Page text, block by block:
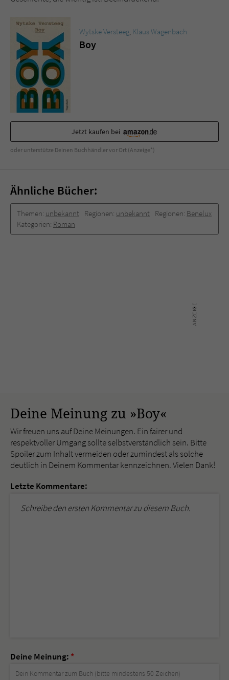
Wytske Versteeg, Klaus Wagenbach
Boy
Jetzt kaufen bei
oder unterstütze Deinen Buchhändler vor Ort (Anzeige*)
Ähnliche Bücher:
Themen: unbekannt Regionen: unbekannt Regionen: Benelux
Kategorien: Roman
Deine Meinung zu »Boy«
Wir freuen uns auf Deine Meinungen. Ein fairer und
respektvoller Umgang sollte selbstverständlich sein. Bitte
Spoiler zum Inhalt vermeiden oder zumindest als solche
deutlich in Deinem Kommentar kennzeichnen. Vielen Dank!
Letzte Kommentare:
Schreibe den ersten Kommentar zu diesem Buch.
Deine Meinung: *